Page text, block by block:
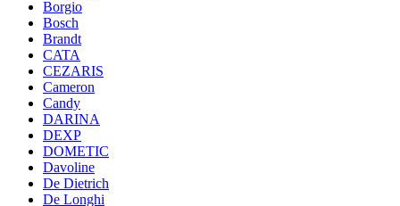
Borgio
Bosch
Brandt
CATA
CEZARIS
Cameron
Candy
DARINA
DEXP
DOMETIC
Davoline
De Dietrich
De Longhi